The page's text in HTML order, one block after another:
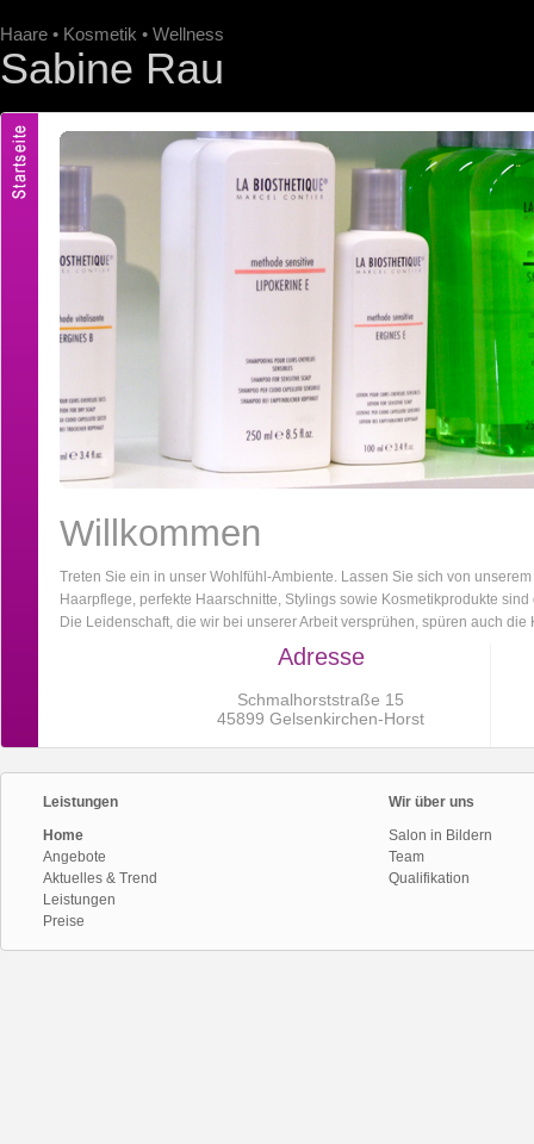
Haare • Kosmetik • Wellness
Sabine Rau
Willkommen
Treten Sie ein in unser Wohlfühl-Ambiente. Lassen Sie sich von
Haarpflege, perfekte Haarschnitte, Stylings sowie Kosmetikprodukte
Die Leidenschaft, die wir bei unserer Arbeit versprühen, spüren auch
Adresse
Schmalhorststraße 15
45899 Gelsenkirchen-Horst
Leistungen
Home
Angebote
Aktuelles & Trend
Leistungen
Preise
Wir über uns
Salon in Bildern
Team
Qualifikation